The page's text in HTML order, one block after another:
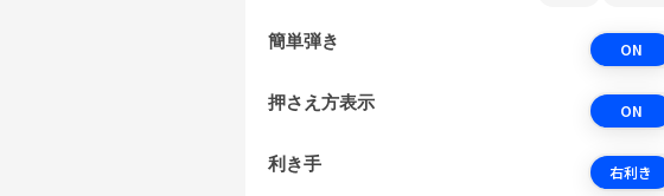
簡単弾き ON
押さえ方表示 ON
利き手 右利き